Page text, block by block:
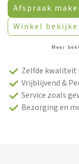
Afspraak
Winkel
Meer
Zelfde kwaliteit
Vrijblijvend &
Service zoals
Bezorging en